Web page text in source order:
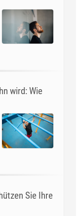
wird: Wie
Sie Ihre